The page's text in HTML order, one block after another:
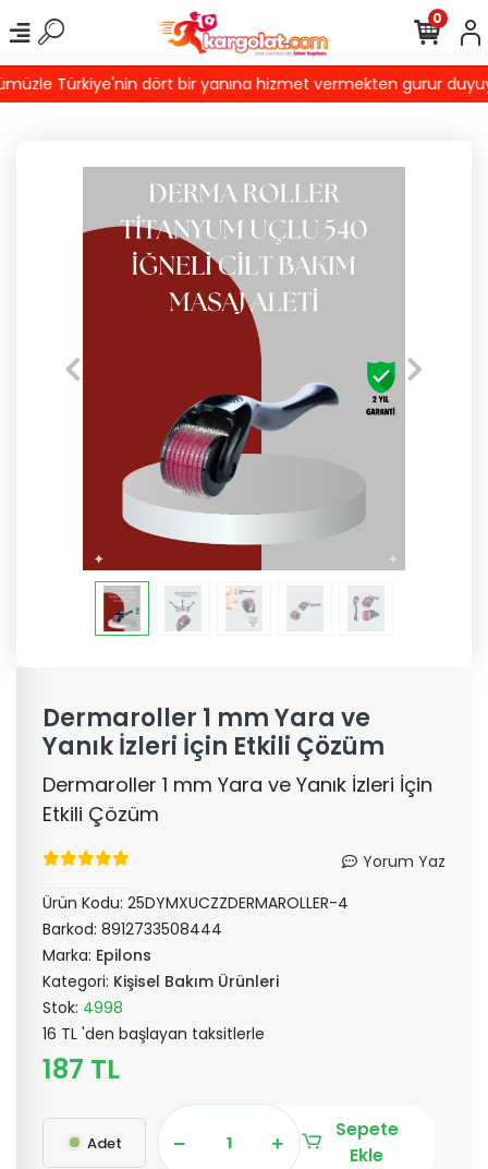
Türkiye'nin dört bir yanına hizmet vermekten gurur
0
Dermaroller 1 mm Yara ve
Yanık İzleri İçin Etkili Çözüm
Dermaroller 1 mm Yara ve Yanık İzleri İçin
Etkili Çözüm
Yorum Yaz
Ürün Kodu: 25DYMXUCZZDERMAROLLER-4
Barkod: 8912733508444
Marka: Epilons
Kategori: Kişisel Bakım Ürünleri
Stok: 4998
16 TL 'den başlayan taksitlerle
187 TL
Adet
Sepete
Ekle